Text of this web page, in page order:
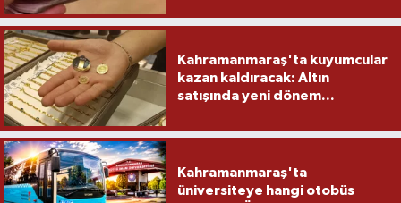
Kahramanmaraş'ta kuyumcular
kazan kaldıracak: Altın
satışında yeni dönem...
Kahramanmaraş'ta
üniversiteye hangi otobüs